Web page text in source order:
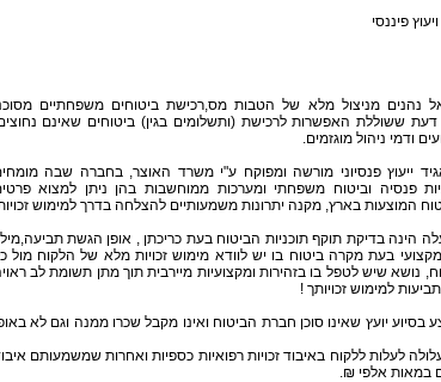
פיננסי
נהנים מניצול מלא של הטבות מס,רכישת ביטוחים משפחתיים
דעת ששוללת האפשרות לרכישת (ותשלומים בגין) ביטוחים שאינם
ודמי ניהול מוגזמים.
ייעוץ פנסיוני מורשה ומפוקח ע"י משרד האוצר, בחברה שבה
פנסיה וביטוח משפחתי ומערכות ממוחשבות בהן ניתן למצוא
המוצעות בארץ, מקנה יתרונות משמעותיים להצלחה בדרך למימוש
הינה בדיקת תוקף תוכניות הביטוח בעת כריכתן , אופן הגשת
מקצועי בעת מקרה ביטוח בו יש לוודא מימוש זכויות מלא של הלקוח מול
נושא שיש לטפל בו בזהירות ומקצועיות מיירבית תוך מתן תשומת לב
למימוש זכויותך !
בסיוע יועץ שאינו סוכן חברת הביטוח ואינו מקבל שכרו ממנה וגם לא
לעלות ללקוח באיבוד זכויות רפואיות כספיות ואחרות שמשמעותם
במאות אלפי ₪.